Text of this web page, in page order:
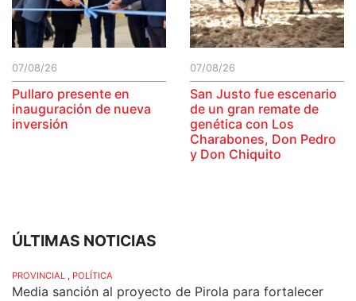
07/08/26
Pullaro presente en
inauguración de nueva
inversión
07/08/26
San Justo fue escenario
de un gran remate de
genética con Los
Charabones, Don Pedro
y Don Chiquito
ÚLTIMAS NOTICIAS
PROVINCIAL , POLÍTICA
Media sanción al proyecto de Pirola para fortalecer